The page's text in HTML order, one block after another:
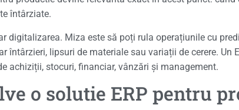
întârziate.
digitalizarea. Miza este să poți rula operațiunile cu
întârzieri, lipsuri de materiale sau variații de cerere. Un
achiziții, stocuri, financiar, vânzări și management.
o solutie ERP pentru